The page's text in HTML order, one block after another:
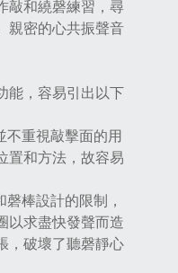
和繞磬練習， 尋
親密的心共振聲音
能，容易引出以下
不重視敲擊面的用
置和方法，故容易
棒設計的限制，
以求盡快發聲而造
，破壞了聽磬靜心